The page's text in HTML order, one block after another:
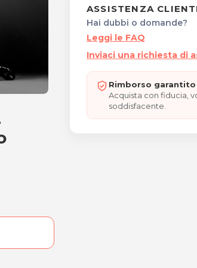
2 Persone
ASSISTENZA
Hai dubbi o domande?
Leggi le FAQ
Inviaci una richiesta di
Rimborso
Acquista con fiducia,
soddisfacente.